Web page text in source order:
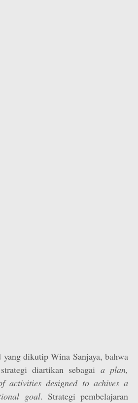
dikutip Wina Sanjaya, bahwa
diartikan sebagai a plan,
activities designed to achives a
goal. Strategi pembelajaran